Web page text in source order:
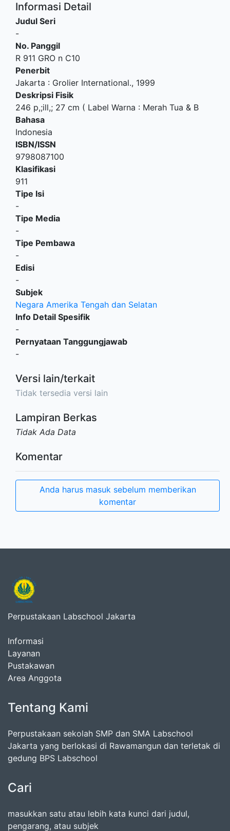
Informasi Detail
Judul Seri
-
No. Panggil
R 911 GRO n C10
Penerbit
Jakarta : Grolier International., 1999
Deskripsi Fisik
246 p,;ill,; 27 cm ( Label Warna : Merah Tua & B
Bahasa
Indonesia
ISBN/ISSN
9798087100
Klasifikasi
911
Tipe Isi
-
Tipe Media
-
Tipe Pembawa
-
Edisi
-
Subjek
Negara Amerika Tengah dan Selatan
Info Detail Spesifik
-
Pernyataan Tanggungjawab
-
Versi lain/terkait
Tidak tersedia versi lain
Lampiran Berkas
Tidak Ada Data
Komentar
Anda harus masuk sebelum memberikan
komentar
Perpustakaan Labschool Jakarta
Informasi
Layanan
Pustakawan
Area Anggota
Tentang Kami
Perpustakaan sekolah SMP dan SMA Labschool
Jakarta yang berlokasi di Rawamangun dan terletak di
gedung BPS Labschool
Cari
masukkan satu atau lebih kata kunci dari judul,
pengarang, atau subjek